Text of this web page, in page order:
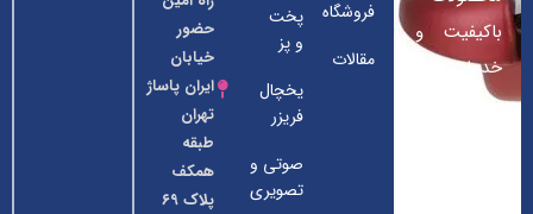
باکیفیت و
خدمات
ممتاز به
فروشگاه
مقالات
پخت
و پز
یخچال
فریزر
صوتی و
تصویری
حضور
خیابان
ایران پاساژ
تهران
طبقه
همکف
پلاک ۶۹